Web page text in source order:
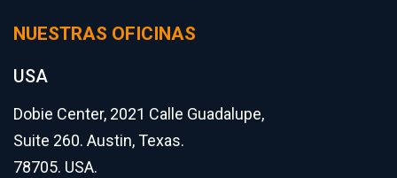
NUESTRAS OFICINAS
USA
Dobie Center, 2021 Calle Guadalupe,
Suite 260. Austin, Texas.
78705. USA.